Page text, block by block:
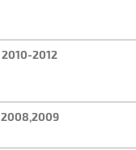
2010-2012
2008,2009